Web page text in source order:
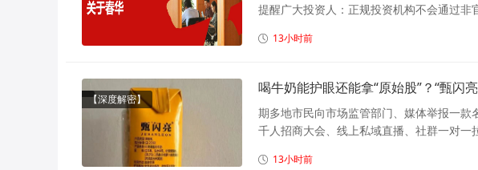
提醒广大投资人：正规投资机构不会通过非
13小时前
【深度解密】
喝牛奶能护眼还能拿“原始股”？“甄闪
期多地市民向市场监管部门、媒体举报一
千人招商大会、线上私域直播、社群一对一
13小时前